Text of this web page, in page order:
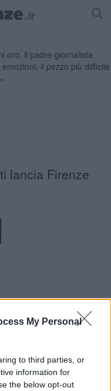
My Personal
to third parties, or
information for
the below opt-out
lancia Firenze
proposta del
di candidare Firenze